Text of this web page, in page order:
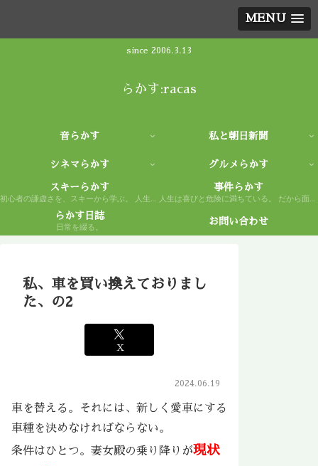
MENU
since 2006.3.13
らかす:racas
音らかす 私と朝日新聞
シネマらかす グルメらかす
スキーらかす
初心者の謙虚さを、スキーから学ぶ。 人生もまた然り。
事件らかす
人生は喜びと危険に満ちている。 だから面白い。
らかす日誌
日常を綴る。
お問い合わせ
私、車を買い換えておりまし
た、の2
X
2024.06.19
車を替える。それには、新しく愛車にする
車種を決めなければならない。
条件はひとつ。妻女殿の乗り降りが現状